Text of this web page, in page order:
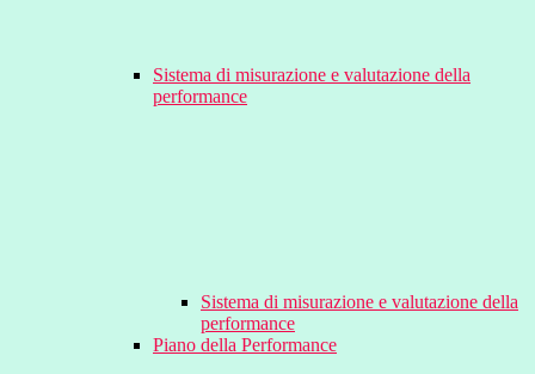
Sistema di misurazione e valutazione della
performance
Sistema di misurazione e valutazione della
performance
Piano della Performance